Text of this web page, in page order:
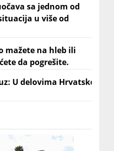
sa jednom od
u više od
mažete na hleb ili
da pogrešite.
U delovima Hrvatske